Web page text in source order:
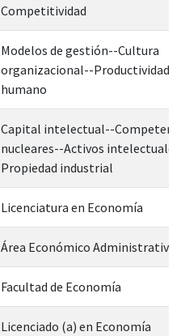
Competitividad
Modelos de gestión--Cultura
organizacional--
humano
Capital intelectual--
nucleares--Activos
Propiedad industrial
Licenciatura en Economía
Área Económico Administrativa
Facultad de Economía
Licenciado (a) en Economía